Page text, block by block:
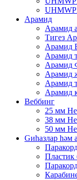
Арамид
Арамид
Тигез
Арамид
Арамид
Арамид
Арамид
Арамид
Арамид
Веббинг
25 мм
38 мм
50 мм
Gиһазлар һәм
Пластик